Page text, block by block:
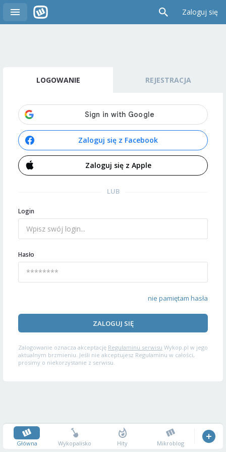
Zaloguj się
LOGOWANIE REJESTRACJA
Zaloguj się z Facebook
Zaloguj się z Apple
LUB
Login
Hasło
nie pamiętam hasła
ZALOGUJ SIĘ
Zalogowanie oznacza akceptację Regulaminu serwisu Wykop.pl w jego
aktualnym brzmieniu. Jeśli nie akceptujesz Regulaminu w całości,
prosimy o niekorzystanie z serwisu.
Główna Wykopalisko Hity Mikroblog